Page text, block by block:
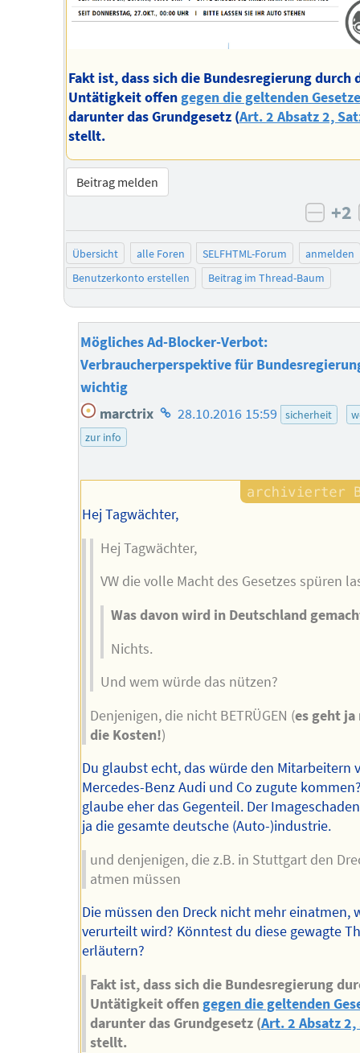
Fakt ist, dass sich die Bundesregierung durch
Untätigkeit offen gegen die geltenden Gesetze
darunter das Grundgesetz (Art. 2 Absatz 2,
stellt.
Beitrag melden
+2
Übersicht alle Foren SELFHTML-Forum
anmelden
Benutzerkonto erstellen
Beitrag im Thread-Baum
Mögliches Ad-Blocker-Verbot:
Verbraucherperspektive für
wichtig
marctrix Homepage
28.10.2016 15:59 sicherheit
zur info
Hej Tagwächter,
Hej Tagwächter,
VW die volle Macht des Gesetzes spüren
Was davon wird in Deutschland
Nichts.
Und wem würde das nützen?
Denjenigen, die nicht BETRÜGEN (es geht ja
die Kosten!)
Du glaubst echt, das würde den Mitarbeitern
Mercedes-Benz Audi und Co zugute
glaube eher das Gegenteil. Der
ja die gesamte deutsche (Auto-)industrie.
und denjenigen, die z.B. in Stuttgart den
atmen müssen
Die müssen den Dreck nicht mehr einatmen,
verurteilt wird? Könntest du diese gewagte
erläutern?
Fakt ist, dass sich die Bundesregierung
Untätigkeit offen gegen die geltenden
darunter das Grundgesetz (Art. 2 Absatz 2,
stellt.